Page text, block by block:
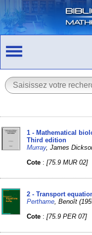
1 - Mathematical
Third edition
Murray, James
Cote :[75.9 MUR 02]
2 - Transport
Perthame , Benoît
Cote :[75.9 PER 07]